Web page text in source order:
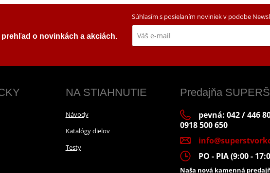
o novinkách a akciách.
Súhlasím s posielaním noviniek v podobe
NA STIAHNUTIE
Návody
Katalógy dielov
Testy
Predajňa
pevná: 042 / 446
0918 500 650
PO - PIA (9:00 -
Naša nová kamenná